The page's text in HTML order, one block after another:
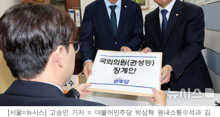
[서울=뉴시스] 고승민 기자 = 더불어민주당 박상혁 원내소통수석과 김